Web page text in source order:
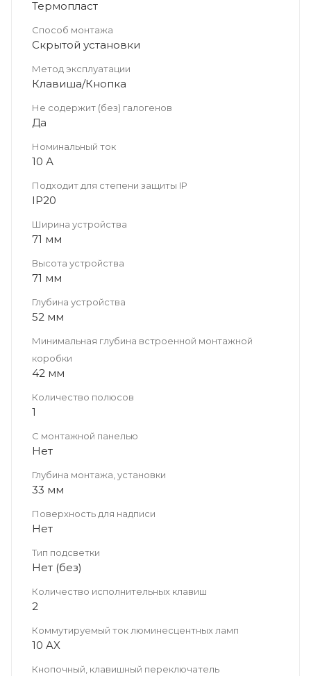
Термопласт
Способ монтажа
Скрытой установки
Метод эксплуатации
Клавиша/Кнопка
Не содержит (без) галогенов
Да
Номинальный ток
10 А
Подходит для степени защиты IP
IP20
Ширина устройства
71 мм
Высота устройства
71 мм
Глубина устройства
52 мм
Минимальная глубина встроенной монтажной
коробки
42 мм
Количество полюсов
1
С монтажной панелью
Нет
Глубина монтажа, установки
33 мм
Поверхность для надписи
Нет
Тип подсветки
Нет (без)
Количество исполнительных клавиш
2
Коммутируемый ток люминесцентных ламп
10 AX
Кнопочный, клавишный переключатель